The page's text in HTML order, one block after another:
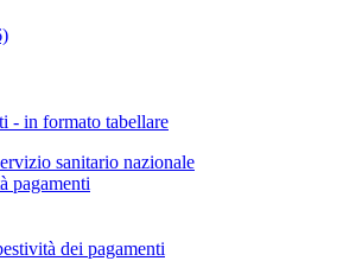
- in formato tabellare
sanitario nazionale
pagamenti
dei pagamenti